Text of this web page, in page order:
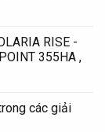
RISE -
355HA ,
các giải